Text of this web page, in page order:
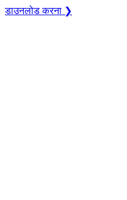
डाउनलोड करना ❯